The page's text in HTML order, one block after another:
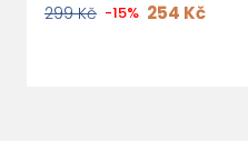
299 Kč -15% 254 Kč